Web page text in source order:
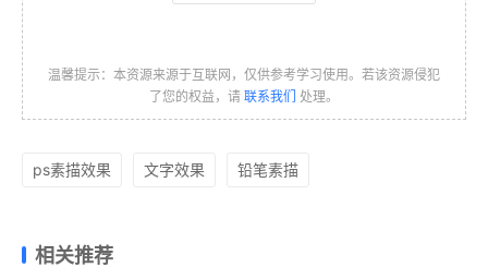
温馨提示：本资源来源于互联网，仅供参考学习使用。若该资源侵犯
了您的权益，请 联系我们 处理。
ps素描效果 文字效果 铅笔素描
相关推荐